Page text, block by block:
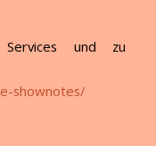
und zu
shownotes/